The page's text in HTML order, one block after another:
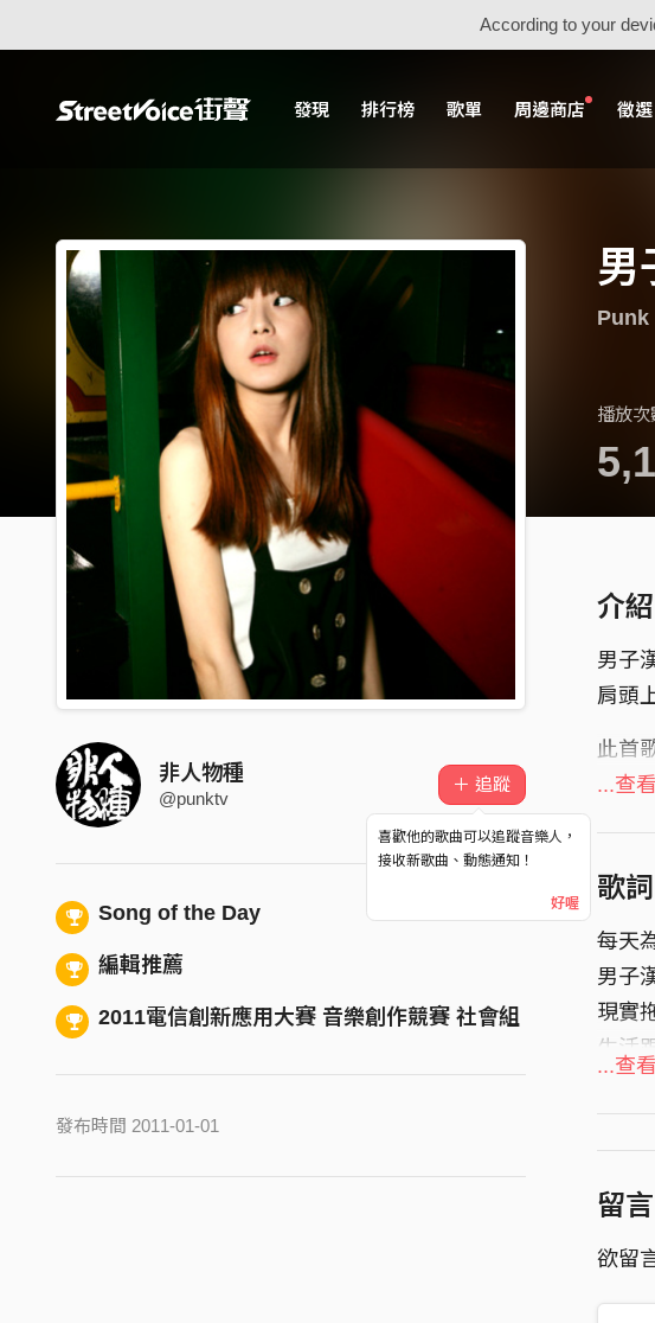
According to your
發現 排行榜 歌單 周邊商店 徵選
男
Punk
播放次
非人物種
@punktv
＋ 追蹤
喜歡他的歌曲可以追蹤音樂人，
接收新歌曲、動態通知！
好喔
Song of the Day
編輯推薦
2011電信創新應用大賽 音樂創作競賽 社會組
發布時間 2011-01-01
介紹
男子
肩頭
此首
配上
...查
歌詞
每天
男子
現實
生活
心內
男子
...查
留
欲留